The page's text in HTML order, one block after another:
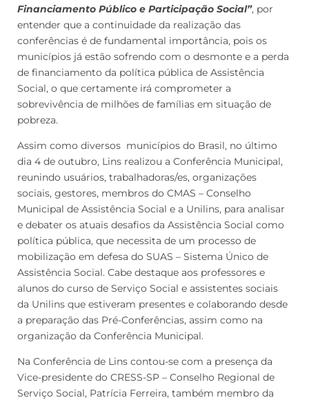
Financiamento Público e Participação Social”, por
entender que a continuidade da realização das
conferências é de fundamental importância, pois os
municípios já estão sofrendo com o desmonte e a perda
de financiamento da política pública de Assistência
Social, o que certamente irá comprometer a
sobrevivência de milhões de famílias em situação de
pobreza.
Assim como diversos municípios do Brasil, no último
dia 4 de outubro, Lins realizou a Conferência Municipal,
reunindo usuários, trabalhadoras/es, organizações
sociais, gestores, membros do CMAS – Conselho
Municipal de Assistência Social e a Unilins, para analisar
e debater os atuais desafios da Assistência Social como
política pública, que necessita de um processo de
mobilização em defesa do SUAS – Sistema Único de
Assistência Social. Cabe destaque aos professores e
alunos do curso de Serviço Social e assistentes sociais
da Unilins que estiveram presentes e colaborando desde
a preparação das Pré-Conferências, assim como na
organização da Conferência Municipal.
Na Conferência de Lins contou-se com a presença da
Vice-presidente do CRESS-SP – Conselho Regional de
Serviço Social, Patrícia Ferreira, também membro da